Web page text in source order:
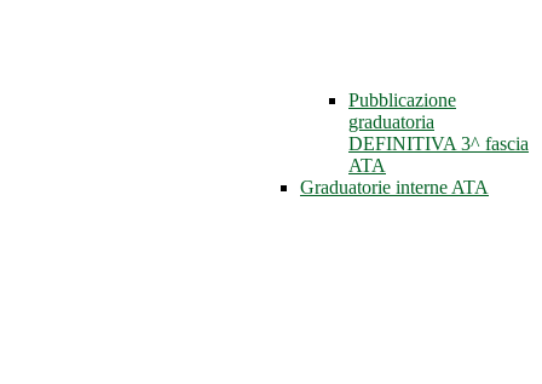
Pubblicazione
graduatoria
DEFINITIVA 3^ fascia
ATA
Graduatorie interne ATA